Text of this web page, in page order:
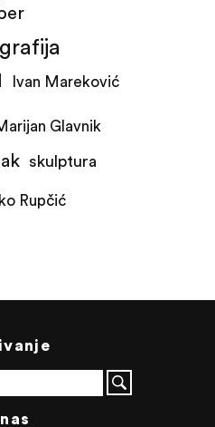
Ivan Mareković
Glavnik
skulptura
Rupčić